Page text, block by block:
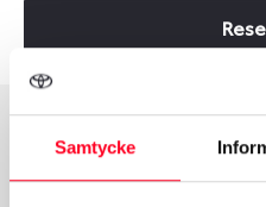
Samtycke
Däcktyp
USA, 4x4